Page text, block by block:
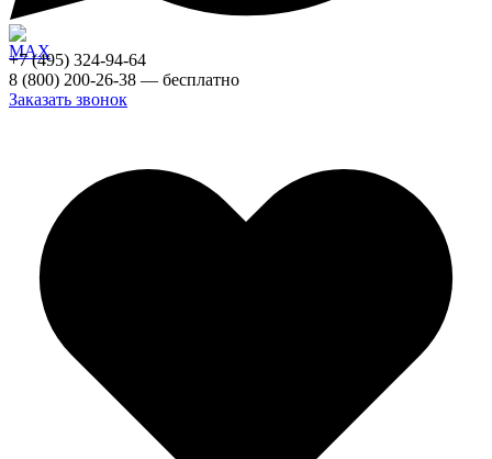
+7 (495) 324-94-64
8 (800) 200-26-38 — бесплатно
Заказать звонок